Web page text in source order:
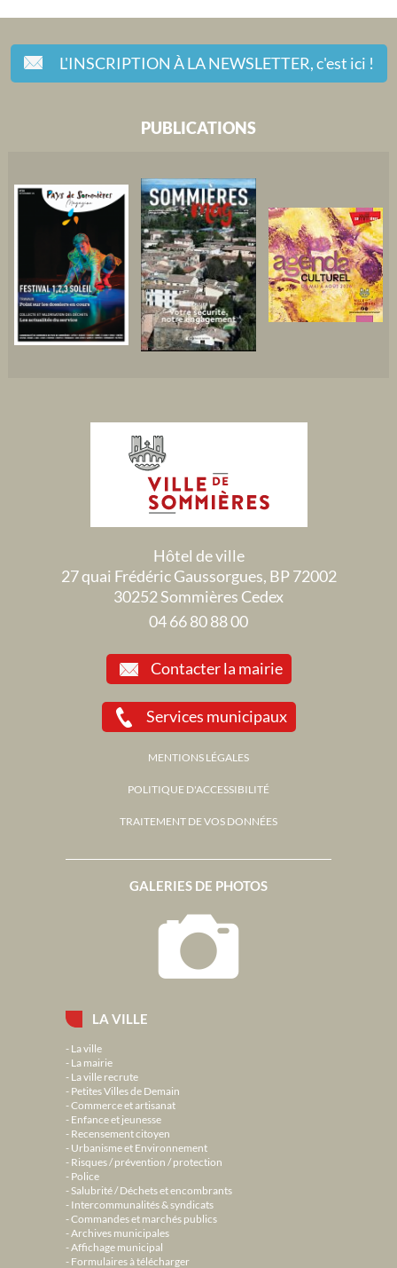
L'INSCRIPTION À LA NEWSLETTER,c'est ici !
LA VILLE
La ville
La mairie
La ville recrute
Petites Villes de Demain
Commerce et artisanat
Enfance et jeunesse
Recensement citoyen
Urbanisme et Environnement
Risques / prévention / protection
Police
Salubrité / Déchets et encombrants
Intercommunalités & syndicats
Commandes et marchés publics
Archives municipales
Affichage municipal
Formulaires à télécharger
GALERIES DE PHOTOS
PUBLICATIONS
Hôtel de ville
27 quai Frédéric Gaussorgues, BP 72002
30252 Sommières Cedex
04 66 80 88 00
Contacter la mairie
Services municipaux
MENTIONS LÉGALES
POLITIQUE D'ACCESSIBILITÉ
TRAITEMENT DE VOS DONNÉES